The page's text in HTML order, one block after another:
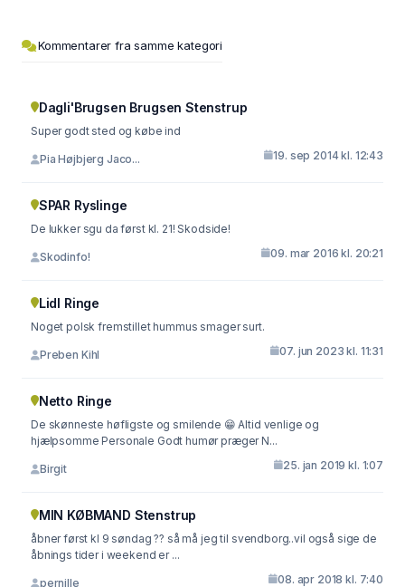
Kommentarer fra samme kategori
Dagli'Brugsen Brugsen Stenstrup
Super godt sted og købe ind
Pia Højbjerg Jaco... 19. sep 2014 kl. 12:43
SPAR Ryslinge
De lukker sgu da først kl. 21! Skodside!
Skodinfo! 09. mar 2016 kl. 20:21
Lidl Ringe
Noget polsk fremstillet hummus smager surt.
Preben Kihl 07. jun 2023 kl. 11:31
Netto Ringe
De skønneste høfligste og smilende 😁 Altid venlige og
hjælpsomme Personale Godt humør præger N...
Birgit 25. jan 2019 kl. 1:07
MIN KØBMAND Stenstrup
åbner først kl 9 søndag ?? så må jeg til svendborg..vil også sige de
åbnings tider i weekend er ...
pernille 08. apr 2018 kl. 7:40